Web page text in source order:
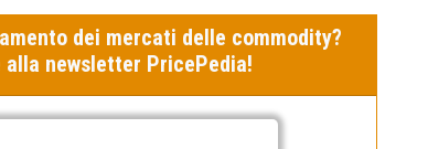
dei mercati delle commodity?
newsletter PricePedia!